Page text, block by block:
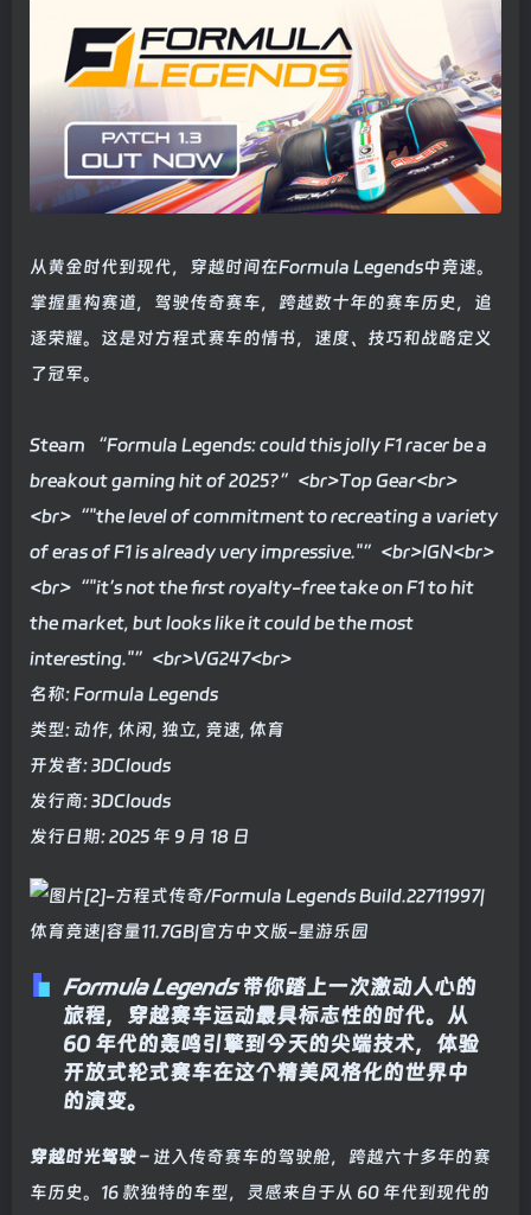
从黄金时代到现代，穿越时间在Formula Legends中竞速。
掌握重构赛道，驾驶传奇赛车，跨越数十年的赛车历史，追
逐荣耀。这是对方程式赛车的情书，速度、技巧和战略定义
了冠军。
Steam “Formula Legends: could this jolly F1 racer be a
breakout gaming hit of 2025?”<br>Top Gear<br>
<br>“"the level of commitment to recreating a variety
of eras of F1 is already very impressive."”<br>IGN<br>
<br>“"it’s not the first royalty-free take on F1 to hit
the market, but looks like it could be the most
interesting."”<br>VG247<br>
名称: Formula Legends
类型: 动作, 休闲, 独立, 竞速, 体育
开发者: 3DClouds
发行商: 3DClouds
发行日期: 2025 年 9 月 18 日
Formula Legends带你踏上一次激动人心的
旅程，穿越赛车运动最具标志性的时代。从
60 年代的轰鸣引擎到今天的尖端技术，体验
开放式轮式赛车在这个精美风格化的世界中
的演变。
穿越时光驾驶– 进入传奇赛车的驾驶舱，跨越六十多年的赛
车历史。16 款独特的车型，灵感来自于从 60 年代到现代的